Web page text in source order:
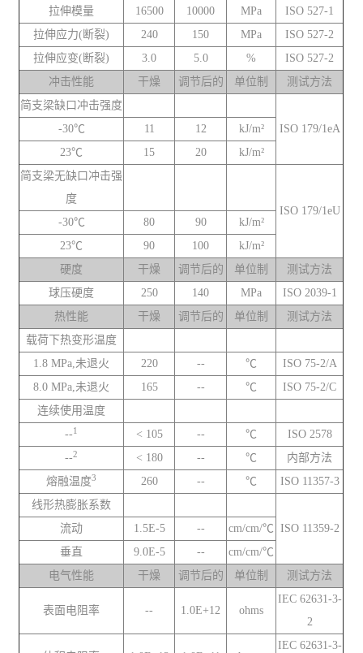
拉伸模量
16500 10000 MPa
ISO 527-1
拉伸应力(断裂)
240 150 MPa
ISO 527-2
拉伸应变(断裂)
3.0 5.0 %
ISO 527-2
冲击性能
干燥 调节后的 单位制
测试方法
简支梁缺口冲击强度
ISO 179/1eA
-30℃ 11 12
kJ/m²
23℃
15 20
kJ/m²
简支梁无缺口冲击强
度
ISO 179/1eU
-30℃
80 90
kJ/m²
23℃
90 100
kJ/m²
硬度
干燥 调节后的 单位制
测试方法
球压硬度
250 140 MPa
ISO 2039-1
热性能
干燥 调节后的 单位制
测试方法
载荷下热变形温度
1.8 MPa,未退火
220 -- ℃
ISO 75-2/A
8.0 MPa,未退火
165 -- ℃
ISO 75-2/C
连续使用温度
--1 < 105 -- ℃
ISO 2578
--2 < 180 -- ℃
内部方法
熔融温度3 260 -- ℃
ISO 11357-3
线形热膨胀系数
ISO 11359-2
流动 1.5E-5 --
cm/cm/℃
垂直
9.0E-5 --
cm/cm/℃
电气性能
干燥 调节后的 单位制 测试方法
表面电阻率 -- 1.0E+12 ohms
IEC 62631-3-
2
IEC 62631-3-